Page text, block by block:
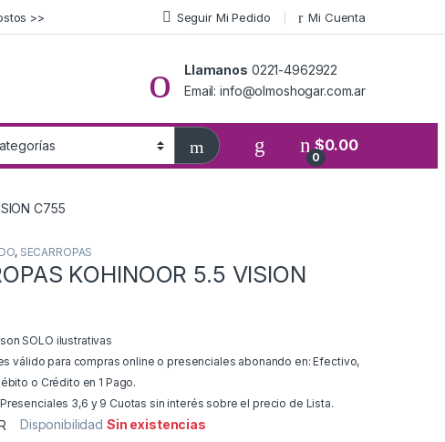
>> Seguir Mi Pedido Mi Cuenta
Llamanos 0221-4962922
Email: info@olmoshogar.com.ar
0
$0.00
C755
, SECARROPAS
KOHINOOR 5.5 VISION
SOLO ilustrativas
válido para compras online o presenciales abonando en: Efectivo,
o Crédito en 1 Pago.
3,6 y 9 Cuotas sin interés sobre el precio de Lista.
Disponibilidad Sin existencias